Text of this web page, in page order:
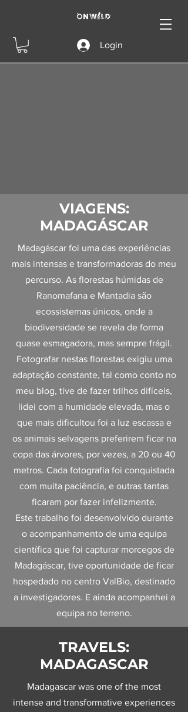
Login
VIAGENS:
MADAGÁSCAR
Madagáscar foi uma das experiências
mais intensas e transformadoras do meu
percurso. As florestas húmidas de
Ranomafana e Mantadia são
ecossistemas únicos, onde a
biodiversidade se revela de forma
quase esmagadora, mas sempre frágil.
Fotografar nestas florestas exigiu uma
adaptação constante, tal como conto no
meu blog, tive de fazer trilhos difíceis,
lidei com a humidade elevada, mas o
que mais dificultou foi a luz escassa e
os animais selvagens preferirem ficar na
copa das árvores, por vezes, a 20 ou 40
metros. Cada fotografia foi conquistada
com muita paciência, e outras tantas
ficaram por fazer infelizmente.
Este trabalho foi desenvolvido durante
o acompanhamento de uma equipa
científica que foi capturar morcegos de
Madagáscar, tive oportunidade de ficar
hospedado no centro ValBio, destinado
a investigadores. E ainda acompanhei a
equipa no terreno.
TRAVELS:
MADAGASCAR
Madagascar was one of the most
intense and transformative experiences